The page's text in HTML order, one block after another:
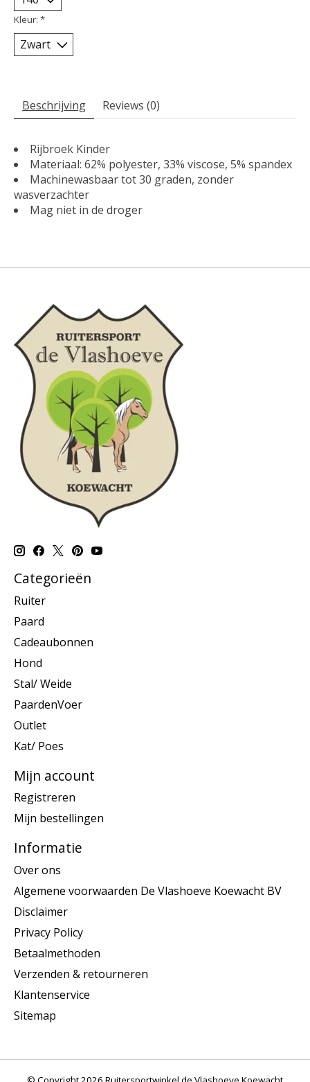
Kleur: *
Beschrijving Reviews (0)
Rijbroek Kinder
Materiaal: 62% polyester, 33% viscose, 5% spandex
Machinewasbaar tot 30 graden, zonder
wasverzachter
Mag niet in de droger
Categorieën
Ruiter
Paard
Cadeaubonnen
Hond
Stal/ Weide
PaardenVoer
Outlet
Kat/ Poes
Mijn account
Registreren
Mijn bestellingen
Informatie
Over ons
Algemene voorwaarden De Vlashoeve Koewacht BV
Disclaimer
Privacy Policy
Betaalmethoden
Verzenden & retourneren
Klantenservice
Sitemap